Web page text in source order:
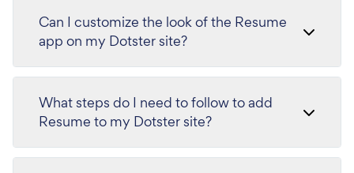
Can I customize the look of the Resume
app on my Dotster site?
What steps do I need to follow to add
Resume to my Dotster site?